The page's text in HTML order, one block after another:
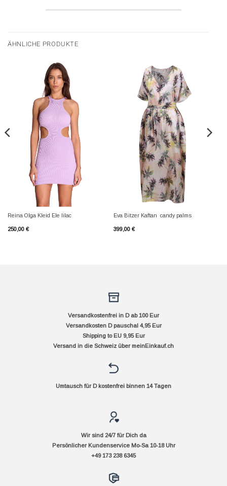
ÄHNLICHE PRODUKTE
Reina Olga Kleid Ele lilac
250,00 €
Eva Bitzer Kaftan candy palms
399,00 €
Versandkostenfrei in D ab 100 Eur
Versandkosten D pauschal 4,95 Eur
Shipping to EU 9,95 Eur
Versand in die Schweiz über meinEinkauf.ch
Umtausch für D kostenfrei binnen 14 Tagen
Wir sind 24/7 für Dich da
Persönlicher Kundenservice Mo-Sa 10-18 Uhr
+49 173 238 6345